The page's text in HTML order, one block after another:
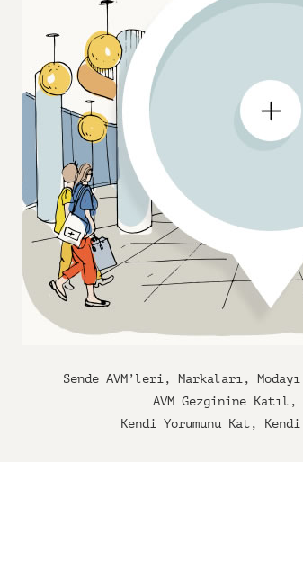
Sende AVM’leri, Markaları,
AVM Gezginine Katıl,
Kendi Yorumunu Kat,